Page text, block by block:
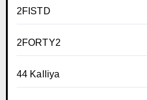
2FISTD
2FORTY2
44 Kalliya